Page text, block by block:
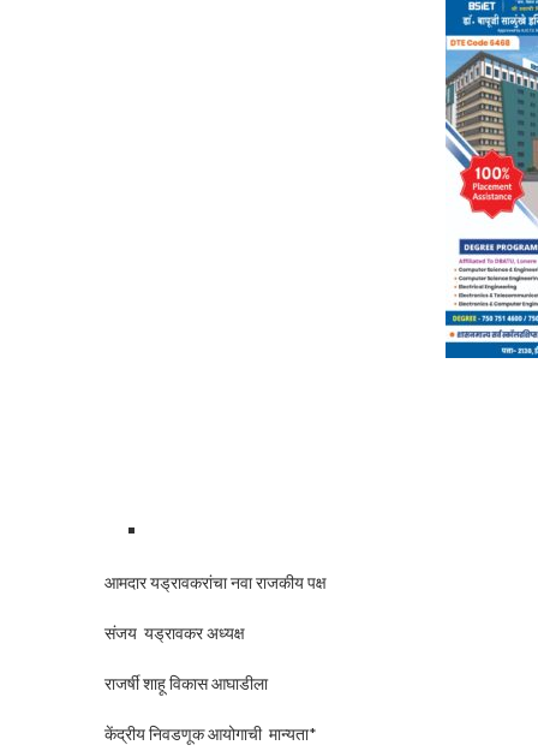
आमदार यड्रावकरांचा नवा राजकीय पक्ष
संजय यड्रावकर अध्यक्ष
राजर्षी शाहू विकास आघाडीला
केंद्रीय निवडणूक आयोगाची मान्यता*